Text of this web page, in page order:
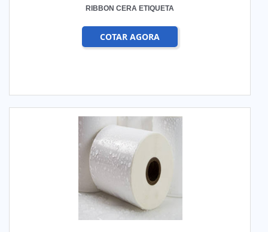
RIBBON CERA ETIQUETA
COTAR AGORA